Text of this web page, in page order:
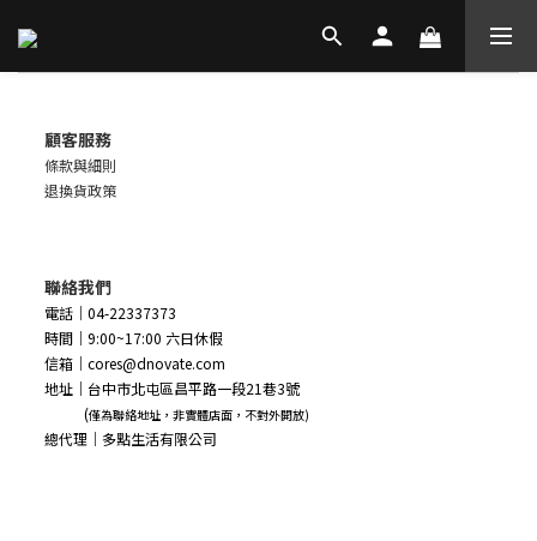
顧客服務
條款與細則
退換貨政策
聯絡我們
電話｜04-22337373
時間｜9:00~17:00 六日休假
信箱｜cores@dnovate.com
地址｜台中市北屯區昌平路一段21巷3號
(僅為聯絡地址，非實體店面，不對外開放)
總代理｜多點生活有限公司